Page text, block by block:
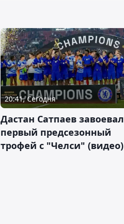
20:41, Сегодня
Дастан Сатпаев завоевал
первый предсезонный
трофей с "Челси" (видео)